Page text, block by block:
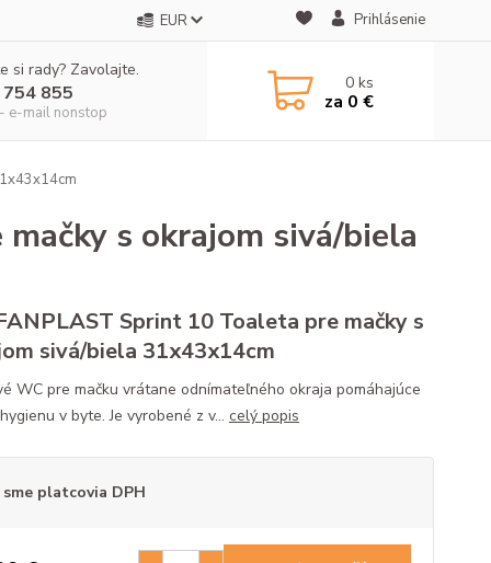
EUR Prihlásenie
si rady? Zavolajte.
855
e-mail nonstop
0ks
za 0 €
s okrajom sivá/biela
Sprint 10 Toaleta pre mačky s
sivá/biela 31x43x14cm
WC pre mačku vrátane odnímateľného okraja pomáhajúce
v byte. Je vyrobené z v... celý popis
sme platcovia DPH